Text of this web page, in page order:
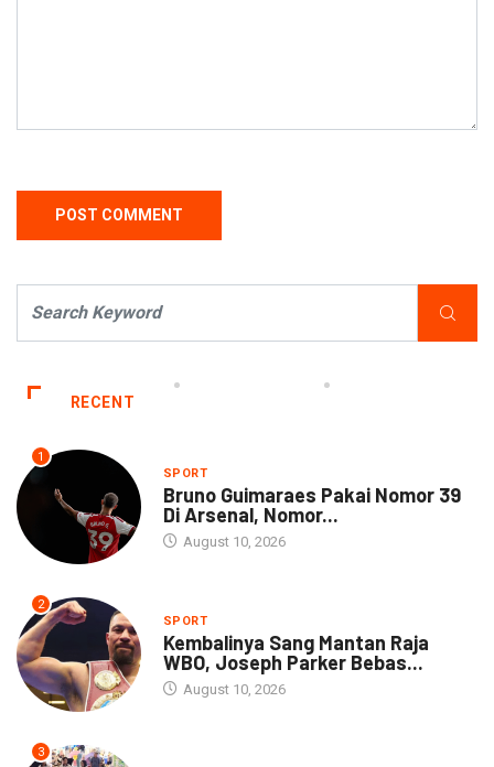
RECENT
1
SPORT
Bruno Guimaraes Pakai Nomor 39
Di Arsenal, Nomor...
August 10, 2026
2
SPORT
Kembalinya Sang Mantan Raja
WBO, Joseph Parker Bebas...
August 10, 2026
3